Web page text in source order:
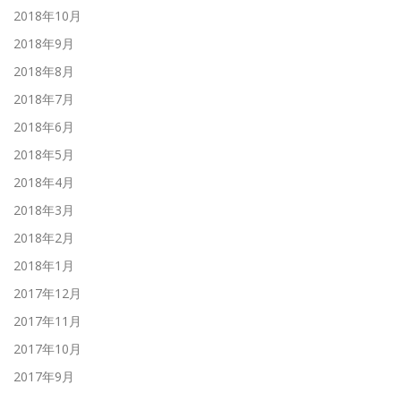
2018年10月
2018年9月
2018年8月
2018年7月
2018年6月
2018年5月
2018年4月
2018年3月
2018年2月
2018年1月
2017年12月
2017年11月
2017年10月
2017年9月